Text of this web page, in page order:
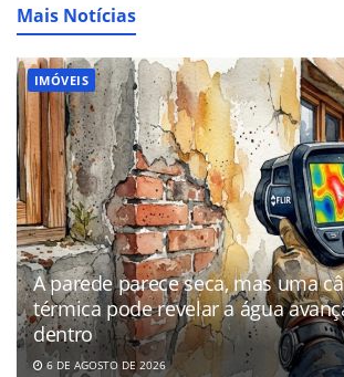
Mais Notícias
IMÓVEIS
A parede parece seca, mas uma
térmica pode revelar a água
dentro
6 DE AGOSTO DE 2026